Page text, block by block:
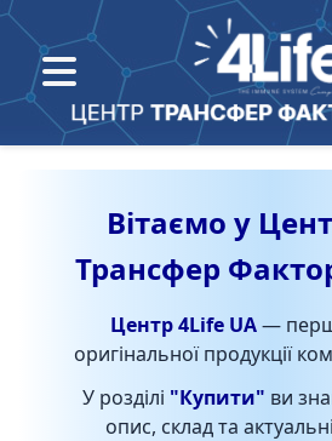
Вітаємо у
Трансфер
Центр 4Life UA—
оригінальної продукції
У розділі "Купити" ви
опис, склад та